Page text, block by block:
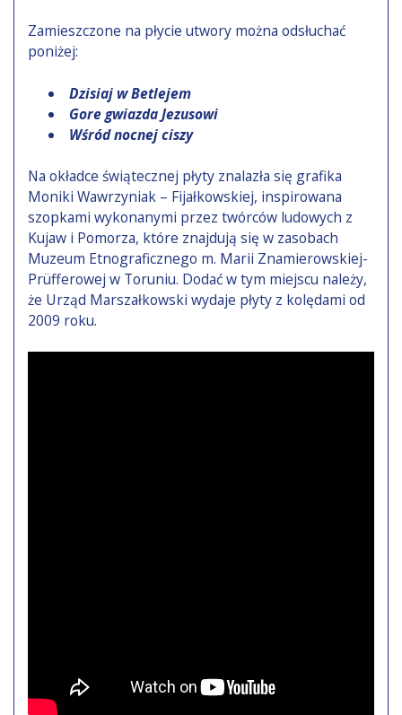
Zamieszczone na płycie utwory można odsłuchać
poniżej:
Dzisiaj w Betlejem
Gore gwiazda Jezusowi
Wśród nocnej ciszy
Na okładce świątecznej płyty znalazła się grafika
Moniki Wawrzyniak – Fijałkowskiej, inspirowana
szopkami wykonanymi przez twórców ludowych z
Kujaw i Pomorza, które znajdują się w zasobach
Muzeum Etnograficznego m. Marii Znamierowskiej-
Prüfferowej w Toruniu. Dodać w tym miejscu należy,
że Urząd Marszałkowski wydaje płyty z kolędami od
2009 roku.